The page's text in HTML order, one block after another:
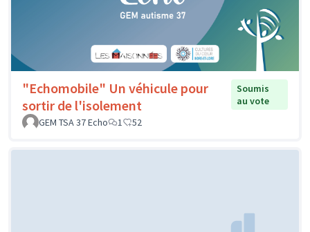
"Echomobile" Un véhicule pour
sortir de l'isolement
Soumis
au vote
GEM TSA 37 Echo
1 52